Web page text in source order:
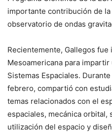
importante contribución de
observatorio de ondas
Recientemente, Gallegos fue
Mesoamericana para
Sistemas Espaciales.
febrero, compartió con
temas relacionados con el
espaciales, mecánica orbital,
utilización del espacio y